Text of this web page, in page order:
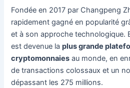
Fondée en 2017 par Changpeng
rapidement gagné en popularité
et à son approche technologique.
est devenue laplus grande
cryptomonnaies au monde, en
de transactions colossaux et un
dépassant les 275 millions.